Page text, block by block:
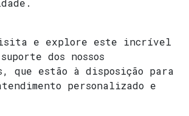
visita e explore este incrível
dos nossos
que estão à disposição para
personalizado e